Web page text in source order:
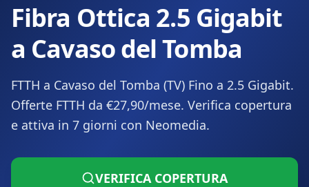
Fibra Ottica 2.5 Gigabit
a Cavaso del Tomba
FTTH a Cavaso del Tomba (TV) Fino a 2.5 Gigabit.
Offerte FTTH da €27,90/mese. Verifica copertura
e attiva in 7 giorni con Neomedia.
VERIFICA COPERTURA